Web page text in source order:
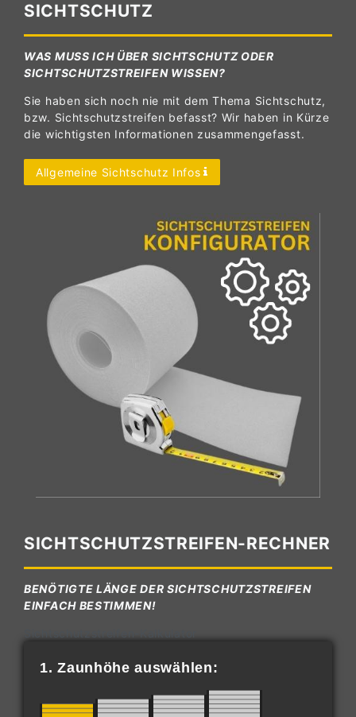
SICHTSCHUTZ
WAS MUSS ICH ÜBER SICHTSCHUTZ ODER
SICHTSCHUTZSTREIFEN WISSEN?
Sie haben sich noch nie mit dem Thema Sichtschutz,
bzw. Sichtschutzstreifen befasst? Wir haben in Kürze
die wichtigsten Informationen zusammengefasst.
Allgemeine Sichtschutz Infos
SICHTSCHUTZSTREIFEN-RECHNER
BENÖTIGTE LÄNGE DER SICHTSCHUTZSTREIFEN
EINFACH BESTIMMEN!
1. Zaunhöhe auswählen: